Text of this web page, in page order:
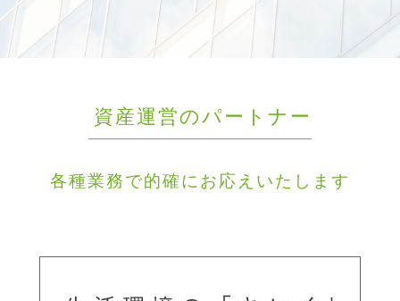
資産運営のパートナー
各種業務で的確にお応えいたします